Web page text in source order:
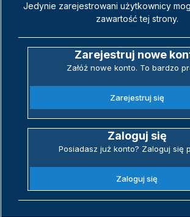
Jedynie zarejestrowani użytkownicy
zawartość tej strony.
Zarejestruj nowe
Załóż nowe konto. To bardzo
Zarejestruj się
Zaloguj się
Posiadasz już konto? Zaloguj się
Zaloguj się